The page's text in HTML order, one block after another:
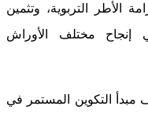
الأطر التربوية، وتثمين
إنجاح مختلف الأوراش
مبدأ التكوين المستمر في